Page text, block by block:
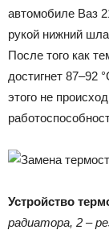
автомобиле Ваз
рукой нижний
После того как
достигнет 87–92
этого не
Устройство
радиатора, 2 –